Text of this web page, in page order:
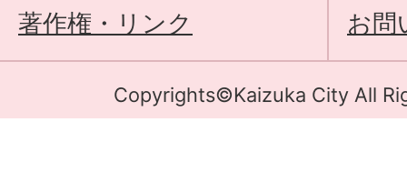
著作権・リンク お問
Copyrights©Kaizuka City All